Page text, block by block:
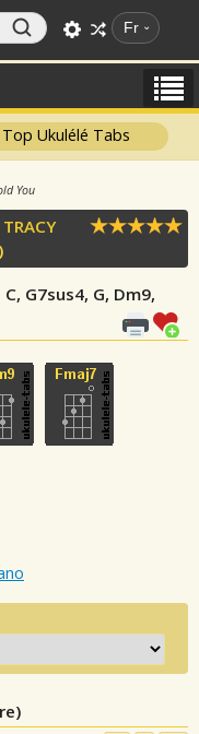
Fr
Top Ukulélé Tabs
You
TRACY
C, G7sus4, G, Dm9,